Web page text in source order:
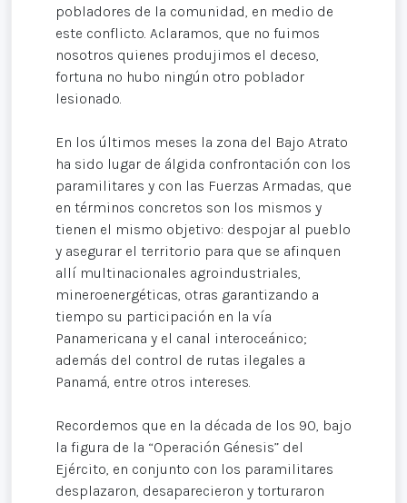
pobladores de la comunidad, en medio de
este conflicto. Aclaramos, que no fuimos
nosotros quienes produjimos el deceso,
fortuna no hubo ningún otro poblador
lesionado.
En los últimos meses la zona del Bajo Atrato
ha sido lugar de álgida confrontación con los
paramilitares y con las Fuerzas Armadas, que
en términos concretos son los mismos y
tienen el mismo objetivo: despojar al pueblo
y asegurar el territorio para que se afinquen
allí multinacionales agroindustriales,
mineroenergéticas, otras garantizando a
tiempo su participación en la vía
Panamericana y el canal interoceánico;
además del control de rutas ilegales a
Panamá, entre otros intereses.
Recordemos que en la década de los 90, bajo
la figura de la “Operación Génesis” del
Ejército, en conjunto con los paramilitares
desplazaron, desaparecieron y torturaron